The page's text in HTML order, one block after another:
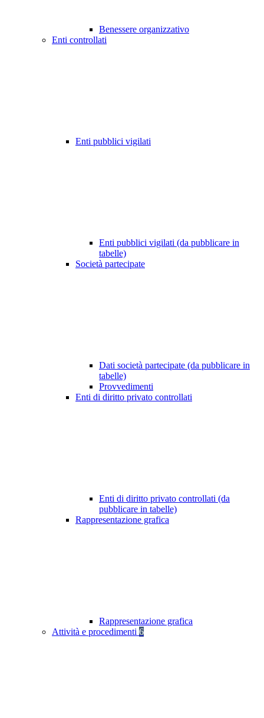
Benessere organizzativo
Enti controllati
Enti pubblici vigilati
Enti pubblici vigilati (da pubblicare in
tabelle)
Società partecipate
Dati società partecipate (da pubblicare in
tabelle)
Provvedimenti
Enti di diritto privato controllati
Enti di diritto privato controllati (da
pubblicare in tabelle)
Rappresentazione grafica
Rappresentazione grafica
Attività e procedimenti 6